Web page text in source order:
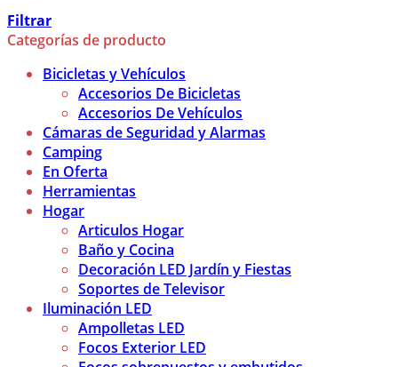
Filtrar
Categorías de producto
Bicicletas y Vehículos
Accesorios De Bicicletas
Accesorios De Vehículos
Cámaras de Seguridad y Alarmas
Camping
En Oferta
Herramientas
Hogar
Articulos Hogar
Baño y Cocina
Decoración LED Jardín y Fiestas
Soportes de Televisor
Iluminación LED
Ampolletas LED
Focos Exterior LED